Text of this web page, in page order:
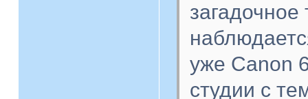
загадочное
уже Canon
студии с